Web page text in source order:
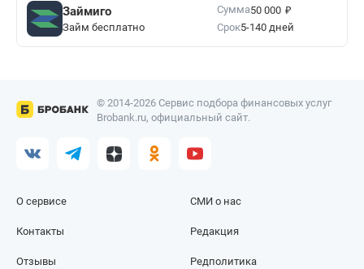
Займиго
Займ бесплатно
Сумма50 000 ₽
Срок5-140 дней
© 2014-2026 Сервис подбора финансовых услуг
Brobank.ru, официальный сайт.
О сервисе
Контакты
Отзывы
СМИ о нас
Редакция
Редполитика